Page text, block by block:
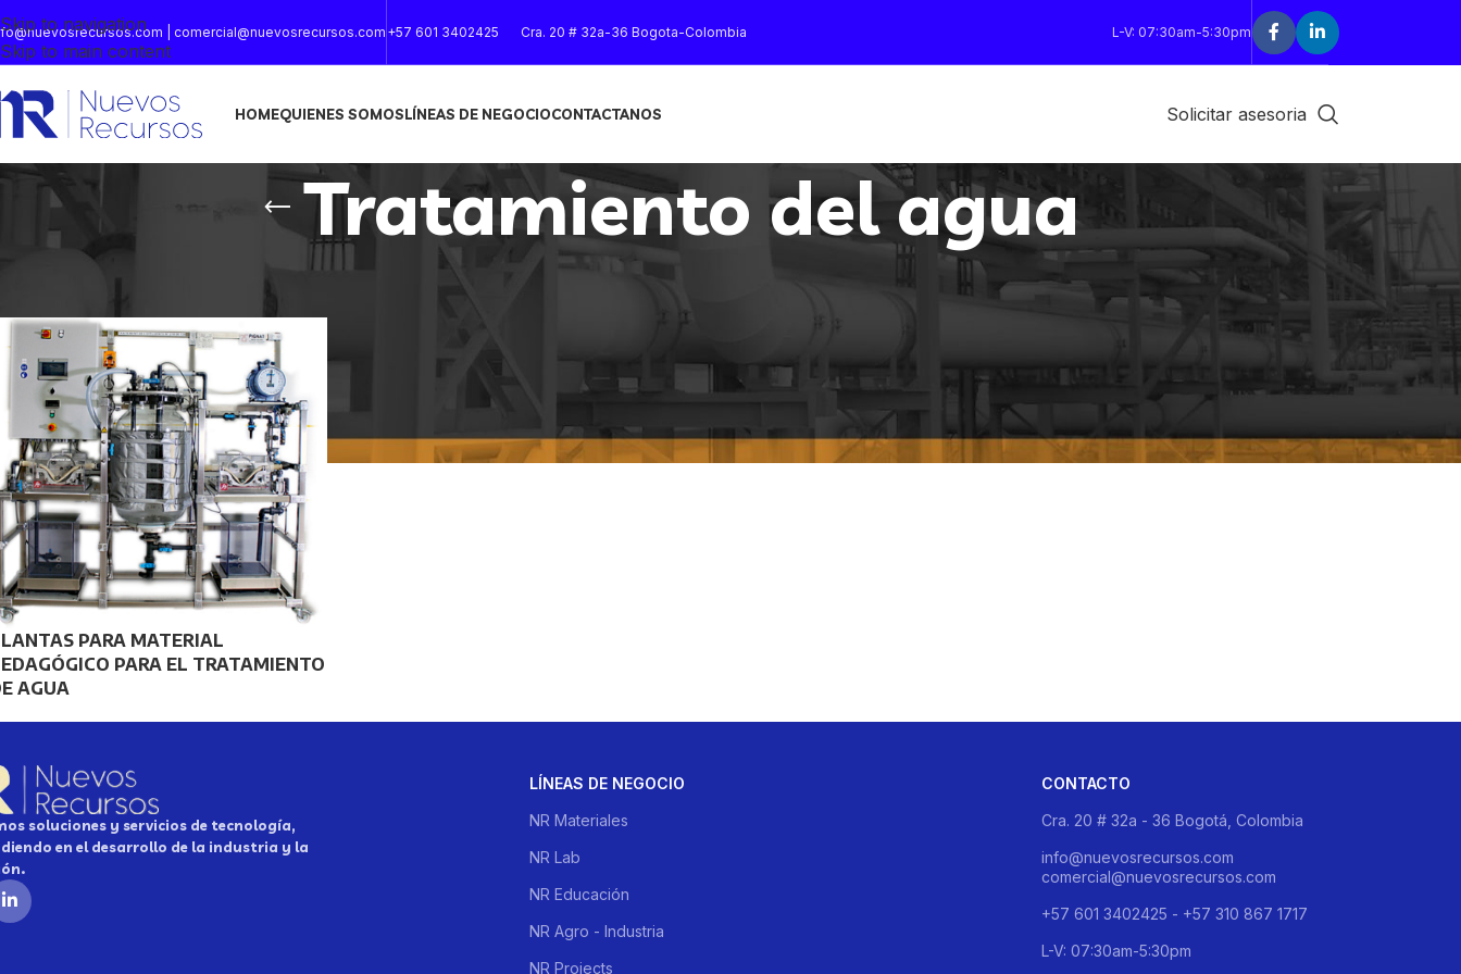
Skip to navigation
Skip to main content
| comercial@nuevosrecursos.com +57 601 3402425 Cra. 20 # 32a-36 Bogota-Colombia L-V: 07:30am-5:30pm
HOMEQUIENES SOMOSLÍNEAS DE NEGOCIOCONTACTANOS Solicitar asesoria
Tratamiento del agua
18
PARA MATERIAL
PARA EL TRATAMIENTO
AGUA
soluciones y servicios de tecnología,
en el desarrollo de la industria y la
LÍNEAS DE NEGOCIO
NR Materiales
NR Lab
NR Educación
NR Agro - Industria
NR Projects
CONTACTO
Cra. 20 # 32a - 36 Bogotá, Colombia
info@nuevosrecursos.com
comercial@nuevosrecursos.com
+57 601 3402425 - +57 310 867 1717
L-V: 07:30am-5:30pm